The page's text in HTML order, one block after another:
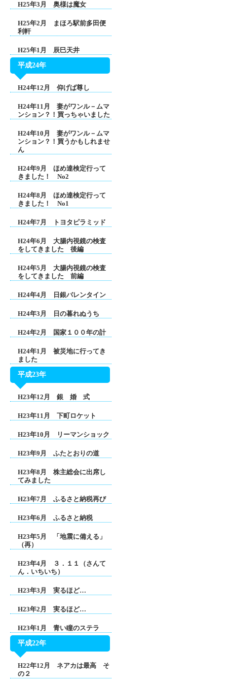
H25年3月 奥様は魔女
H25年2月 まほろ駅前多田便
利軒
H25年1月 辰巳天井
平成24年
H24年12月 仰げば尊し
H24年11月 妻がワンル－ムマ
ンション？！買っちゃいました
H24年10月 妻がワンル－ムマ
ンション？！買うかもしれませ
ん
H24年9月 ほめ達検定行って
きました！ No2
H24年8月 ほめ達検定行って
きました！ No1
H24年7月 トヨタピラミッド
H24年6月 大腸内視鏡の検査
をしてきました 後編
H24年5月 大腸内視鏡の検査
をしてきました 前編
H24年4月 日銀バレンタイン
H24年3月 日の暮れぬうち
H24年2月 国家１００年の計
H24年1月 被災地に行ってき
ました
平成23年
H23年12月 銀 婚 式
H23年11月 下町ロケット
H23年10月 リーマンショック
H23年9月 ふたとおりの道
H23年8月 株主総会に出席し
てみました
H23年7月 ふるさと納税再び
H23年6月 ふるさと納税
H23年5月 「地震に備える」
（再）
H23年4月 ３．１１（さんて
ん．いちいち）
H23年3月 実るほど…
H23年2月 実るほど…
H23年1月 青い瞳のステラ
平成22年
H22年12月 ネアカは最高 そ
の２